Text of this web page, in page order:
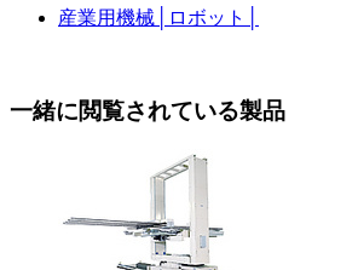
産業用機械 ロボット
一緒に閲覧されている製品